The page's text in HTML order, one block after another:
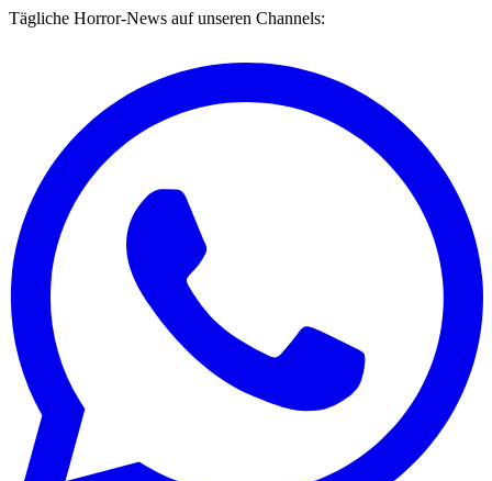
Tägliche Horror-News auf unseren Channels: